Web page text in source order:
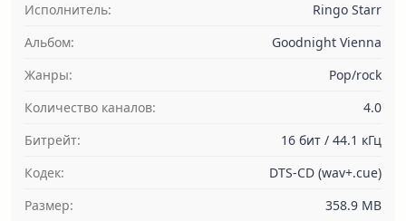
Исполнитель:
Ringo Starr
Альбом:
Goodnight Vienna
Жанры:
Pop/rock
Количество каналов:
4.0
Битрейт:
16 бит / 44.1 кГц
Кодек:
DTS-CD (wav+.cue)
Размер:
358.9 MB